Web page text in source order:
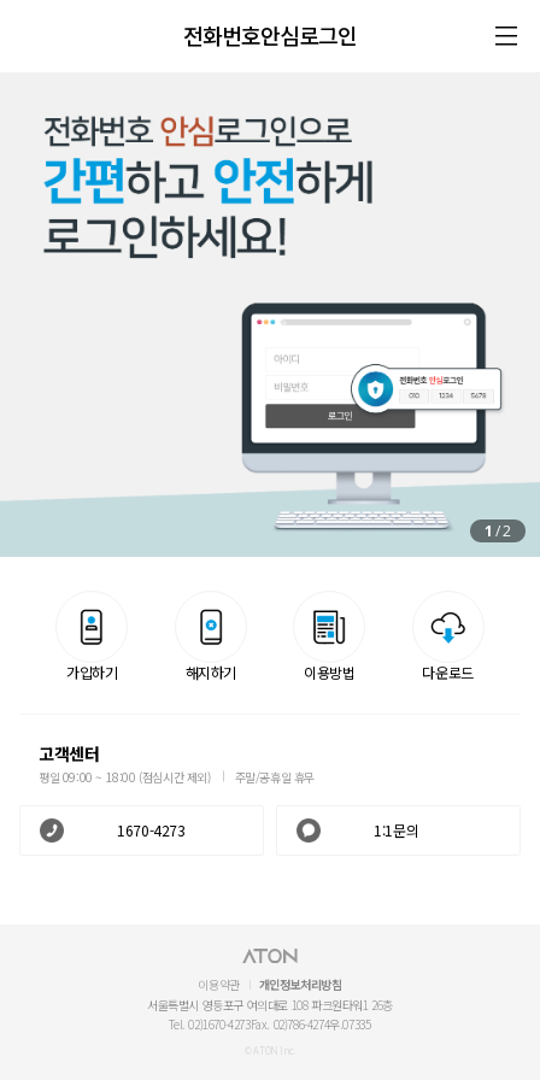
전화번호안심로그인
1 /2
가입하기 해지하기 이용방법 다운로드
고객센터
평일 09:00 ~ 18:00 (점심시간 제외) 주말/공휴일 휴무
1670-4273 1:1문의
이용약관
개인정보처리방침
서울특별시 영등포구 여의대로 108 파크원타워1 26층
Tel. 02)1670-4273Fax. 02)786-4274우.07335
© ATON Inc.